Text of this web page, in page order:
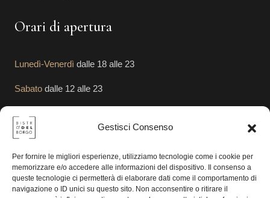
Gestisci Consenso
Per fornire le migliori esperienze, utilizziamo tecnologie come i cookie per
memorizzare e/o accedere alle informazioni del dispositivo. Il consenso a
queste tecnologie ci permetterà di elaborare dati come il comportamento di
navigazione o ID unici su questo sito. Non acconsentire o ritirare il
Orari di apertura
Lunedì-Venerdì dalle 18 alle 23
Sabato dalle 12 alle 23